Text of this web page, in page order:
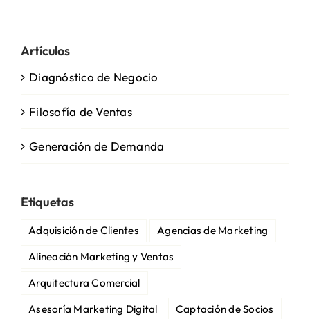
Artículos
Diagnóstico de Negocio
Filosofía de Ventas
Generación de Demanda
Etiquetas
Adquisición de Clientes
Agencias de Marketing
Alineación Marketing y Ventas
Arquitectura Comercial
Asesoría Marketing Digital
Captación de Socios